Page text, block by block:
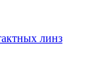
линз